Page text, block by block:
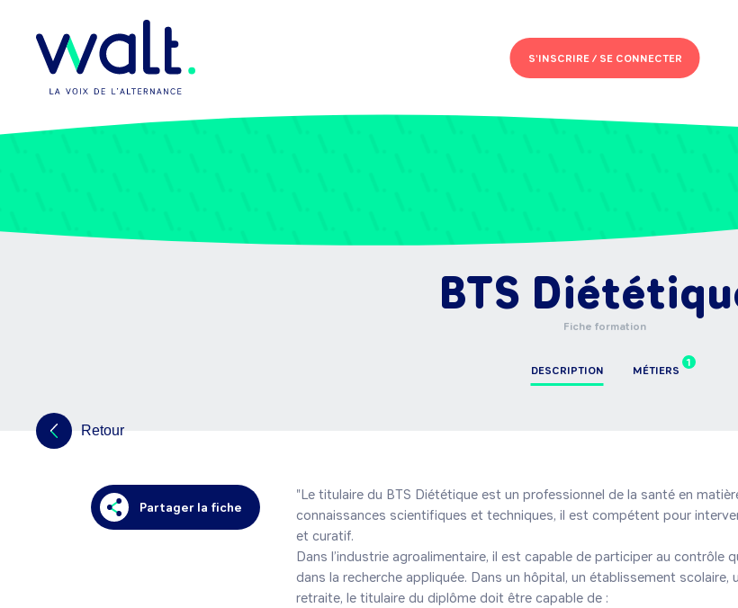
S'INSCRIRE /SE CONNECTER
BTS
Fiche formation
DESCRIPTION
1
MÉTIERS
Retour
Partager la fiche
"Le titulaire du BTS Diététique est un professionnel de la santé en
connaissances scientifiques et techniques, il est compétent pour
et curatif.
Dans l’industrie agroalimentaire, il est capable de participer au contrôle
dans la recherche appliquée. Dans un hôpital, un établissement scolaire,
retraite, le titulaire du diplôme doit être capable de :